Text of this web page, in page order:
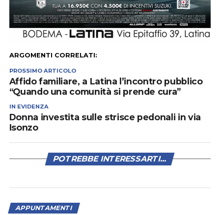
ARGOMENTI CORRELATI:
PROSSIMO ARTICOLO
Affido familiare, a Latina l’incontro pubblico
“Quando una comunità si prende cura”
IN EVIDENZA
Donna investita sulle strisce pedonali in via
Isonzo
POTREBBE INTERESSARTI...
APPUNTAMENTI